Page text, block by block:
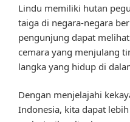
Lindu memiliki hutan
taiga di negara-negara
pengunjung dapat
cemara yang menjulang
langka yang hidup di
Dengan menjelajahi
Indonesia, kita dapat